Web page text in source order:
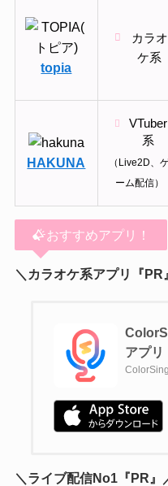
topia
カラオ
ケ系
HAKUNA
VTuber
系
（Live2D、
ーム配信）
おすすめアプリ！
＼カラオケ系アプリ『PR
アプリ
＼ライブ配信No1『PR』